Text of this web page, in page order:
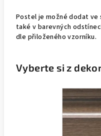
Postel je možné dodat
také v barevných
dle přiloženého vzorníku.
Vyberte si z